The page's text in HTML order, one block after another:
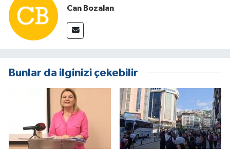
Can Bozalan
Bunlar da ilginizi çekebilir